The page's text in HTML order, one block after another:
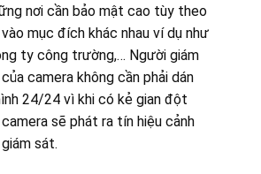
nơi cần bảo mật cao tùy theo
mục đích khác nhau ví dụ như
ty công trường,… Người giám
camera không cần phải dán
24/24 vì khi có kẻ gian đột
sẽ phát ra tín hiệu cảnh
sát.